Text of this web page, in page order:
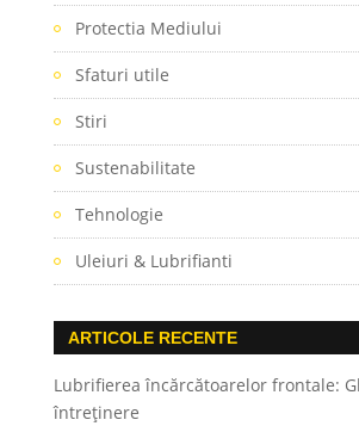
Protectia Mediului
Sfaturi utile
Stiri
Sustenabilitate
Tehnologie
Uleiuri & Lubrifianti
ARTICOLE RECENTE
Lubrifierea încărcătoarelor frontale:
întreținere